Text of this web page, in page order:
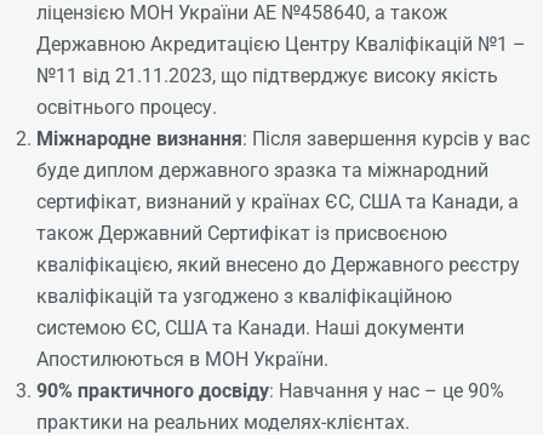
Корекційні системи (скоба
Росса Фрезера, скоба 3ТО,
титанова нитка)
ліцензією МОН України АЕ №458640, а також
Державною Акредитацією Центру Кваліфікацій №1 –
№11 від 21.11.2023, що підтверджує високу якість
освітнього процесу.
Міжнародне визнання: Після завершення курсів у вас
буде диплом державного зразка та міжнародний
сертифікат, визнаний у країнах ЄС, США та Канади, а
також Державний Сертифікат із присвоєною
кваліфікацією, який внесено до Державного реєстру
кваліфікацій та узгоджено з кваліфікаційною
системою ЄС, США та Канади. Наші документи
Апостилюються в МОН України.
90% практичного досвіду: Навчання у нас – це 90%
практики на реальних моделях-клієнтах.